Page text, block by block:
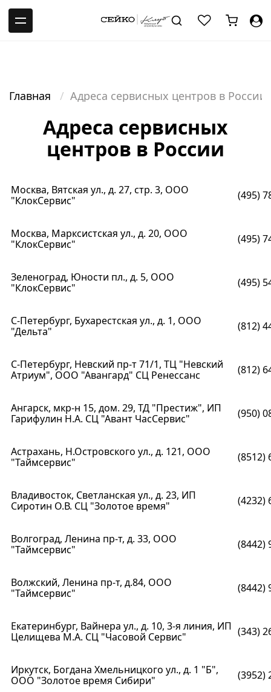
Главная Адреса сервисных центров в России
Адреса сервисных
центров в России
Москва, Вятская ул., д. 27, стр. 3, ООО
"КлокСервис"
(495)
Москва, Марксистская ул., д. 20, ООО
"КлокСервис"
(495)
Зеленоград, Юности пл., д. 5, ООО
"КлокСервис"
(495)
С-Петербург, Бухарестская ул., д. 1, ООО
"Дельта"
(812)
С-Петербург, Невский пр-т 71/1, ТЦ "Невский
Атриум", ООО "Авангард" СЦ Ренессанс
(812)
Ангарск, мкр-н 15, дом. 29, ТД "Престиж", ИП
Гарифулин Н.А. СЦ "Авант ЧасСервис"
(950)
Астрахань, Н.Островского ул., д. 121, ООО
"Таймсервис"
(8512)
Владивосток, Светланская ул., д. 23, ИП
Сиротин О.В. CЦ "Золотое время"
(4232)
Волгоград, Ленина пр-т, д. 33, ООО
"Таймсервис"
(8442)
Волжский, Ленина пр-т, д.84, ООО
"Таймсервис"
(8442)
Екатеринбург, Вайнера ул., д. 10, 3-я линия, ИП
Целищева М.А. СЦ "Часовой Сервис"
(343)
Иркутск, Богдана Хмельницкого ул., д. 1 "Б",
ООО "Золотое время Сибири"
(3952)